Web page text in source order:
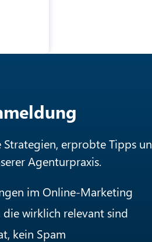
Strategien, erprobte Tipps
Agenturpraxis.
im Online-Marketing
die wirklich relevant sind
kein Spam